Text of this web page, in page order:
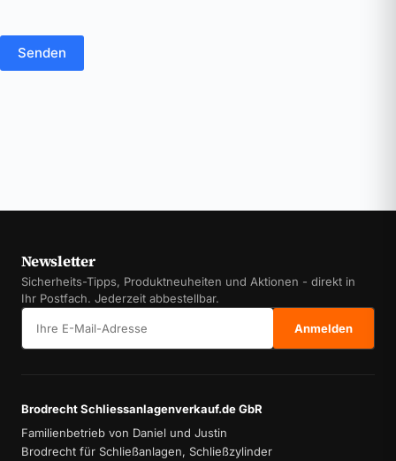
Senden
Newsletter
Sicherheits-Tipps, Produktneuheiten und Aktionen - direkt in
Ihr Postfach. Jederzeit abbestellbar.
Anmelden
Brodrecht Schliessanlagenverkauf.de GbR
Familienbetrieb von Daniel und Justin
Brodrecht für Schließanlagen, Schließzylinder